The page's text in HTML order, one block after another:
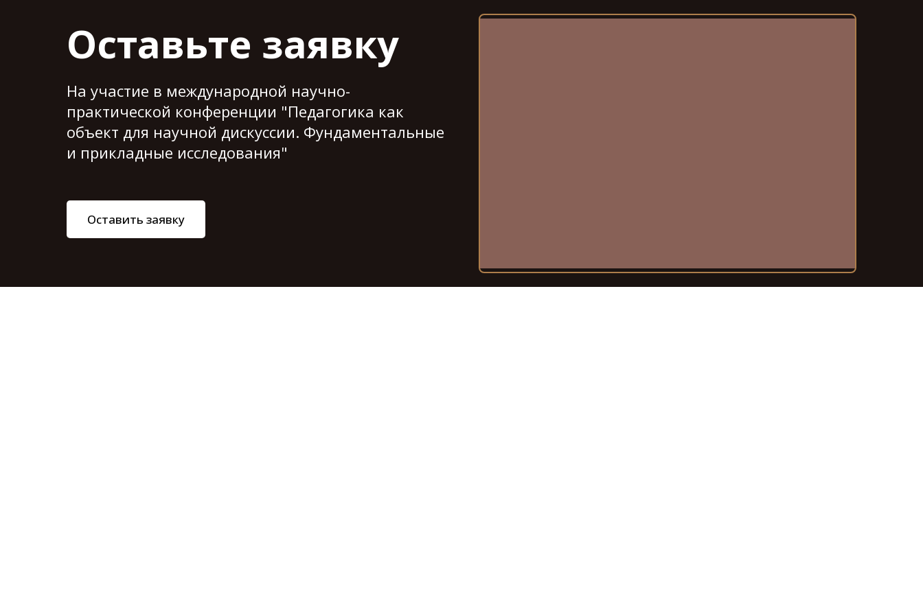
Оставьте заявку
На участие в международной научно-
практической конференции "Педагогика как
объект для научной дискуссии. Фундаментальные
и прикладные исследования"
Оставить заявку